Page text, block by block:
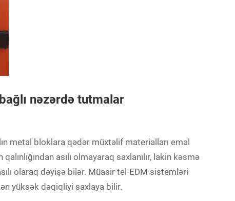
nəzərdə tutmalar
metal bloklara qədər müxtəlif materialları emal
asılı olmayaraq saxlanılır, lakin kəsmə
olaraq dəyişə bilər. Müasir tel-EDM sistemləri
yüksək dəqiqliyi saxlaya bilir.